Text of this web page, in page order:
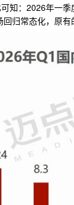
知：2026年一
归常态化，原